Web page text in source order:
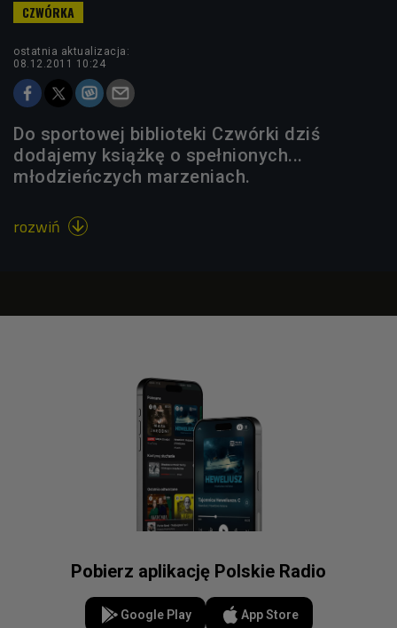
ostatnia aktualizacja:
08.12.2011 10:24
Do sportowej biblioteki Czwórki dziś
dodajemy książkę o spełnionych...
młodzieńczych marzeniach.
rozwiń 
Pobierz aplikację Polskie Radio
Google Play App Store